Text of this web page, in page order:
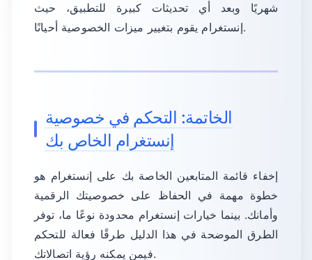
شهريًا وبعد أي تحديثات كبيرة للتطبيق، حيث
إنستغرام يقوم بتغيير ميزات الخصوصية أحيانًا.
الخاتمة: التحكم في خصوصية
إنستغرام الخاص بك
إخفاء قائمة المتابعين الخاصة بك على إنستغرام هو
خطوة مهمة في الحفاظ على خصوصيتك الرقمية
وأمانك. بينما خيارات إنستغرام محدودة نوعًا ما، توفر
الطرق الموضحة في هذا الدليل طرقًا فعالة للتحكم
فيمن يمكنه رؤية اتصالاتك.